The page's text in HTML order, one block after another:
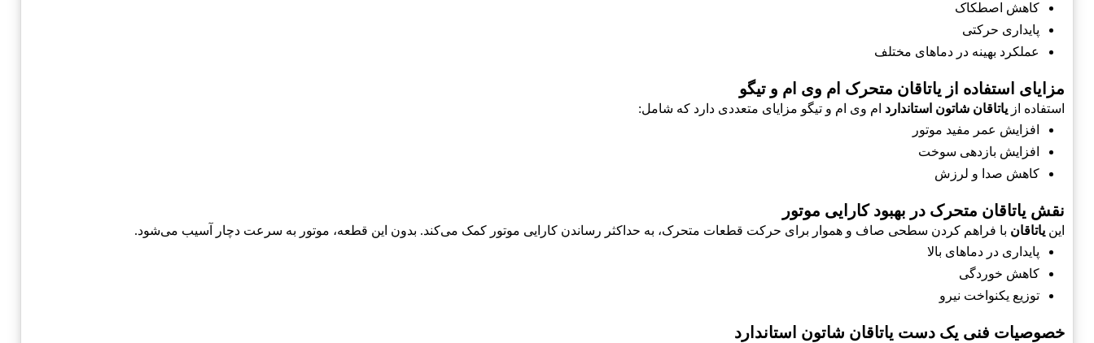
کاهش اصطکاک
پایداری حرکتی
عملکرد بهینه در دماهای مختلف
مزایای استفاده از یاتاقان متحرک ام وی ام و تیگو
استفاده از یاتاقان شاتون استاندارد ام وی ام و تیگو مزایای متعددی دارد که شامل:
افزایش عمر مفید موتور
افزایش بازدهی سوخت
کاهش صدا و لرزش
نقش یاتاقان متحرک در بهبود کارایی موتور
این یاتاقان با فراهم کردن سطحی صاف و هموار برای حرکت قطعات متحرک، به حداکثر رساندن کارایی موتور کمک می‌کند. بدون این قطعه، موتور به سرعت دچار آسیب می‌شود.
پایداری در دماهای بالا
کاهش خوردگی
توزیع یکنواخت نیرو
خصوصیات فنی یک دست یاتاقان شاتون استاندارد